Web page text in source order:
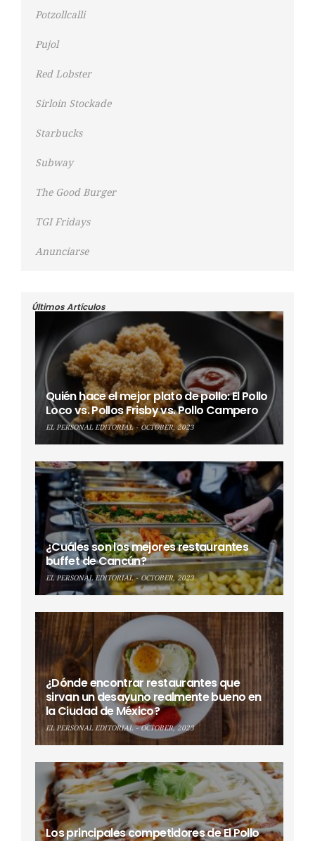
Potzollcalli
Pujol
Red Lobster
Sirloin Stockade
Starbucks
Subway
The Good Burger
TGI Fridays
Anunciarse
Últimos Artículos
Quién hace el mejor plato de pollo: El Pollo
Loco vs. Pollos Frisby vs. Pollo Campero
EL PERSONAL EDITORIAL OCTOBER, 2023
¿Cuáles son los mejores restaurantes
buffet de Cancún?
EL PERSONAL EDITORIAL OCTOBER, 2023
¿Dónde encontrar restaurantes que
sirvan un desayuno realmente bueno en
la Ciudad de México?
EL PERSONAL EDITORIAL OCTOBER, 2023
Los principales competidores de El Pollo